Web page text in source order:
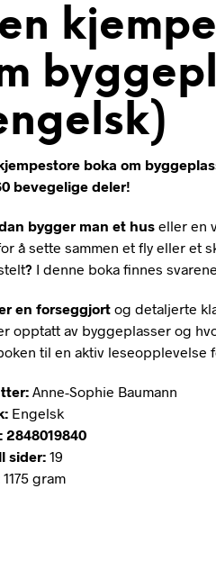
boka om
bevegelige deler!
bygger man et hus eller en
å sette sammen et fly eller et
? I denne boka finnes
en forseggjort og detaljerte
opptatt av byggeplasser og
til en aktiv leseopplevelse
Anne-Sophie Baumann
Engelsk
2848019840
sider: 19
1175 gram